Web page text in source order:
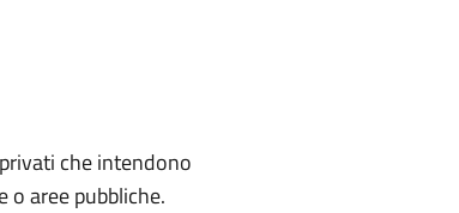
che intendono
o aree pubbliche.